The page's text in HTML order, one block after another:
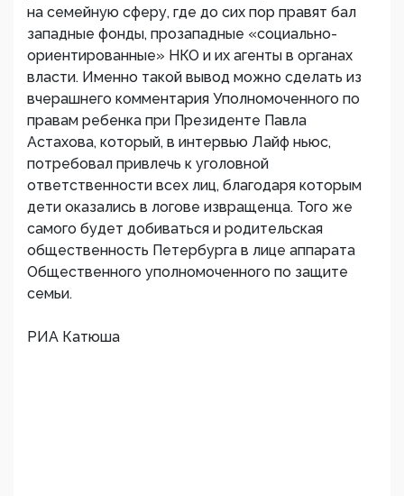
на семейную сферу, где до сих пор правят бал
западные фонды, прозападные «социально-
ориентированные» НКО и их агенты в органах
власти. Именно такой вывод можно сделать из
вчерашнего комментария Уполномоченного по
правам ребенка при Президенте Павла
Астахова, который, в интервью Лайф ньюс,
потребовал привлечь к уголовной
ответственности всех лиц, благодаря которым
дети оказались в логове извращенца. Того же
самого будет добиваться и родительская
общественность Петербурга в лице аппарата
Общественного уполномоченного по защите
семьи.
РИА Катюша